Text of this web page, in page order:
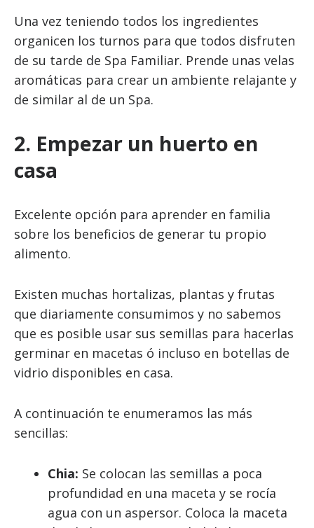
Una vez teniendo todos los ingredientes
organicen los turnos para que todos disfruten
de su tarde de Spa Familiar. Prende unas velas
aromáticas para crear un ambiente relajante y
de similar al de un Spa.
2. Empezar un huerto en
casa
Excelente opción para aprender en familia
sobre los beneficios de generar tu propio
alimento.
Existen muchas hortalizas, plantas y frutas
que diariamente consumimos y no sabemos
que es posible usar sus semillas para hacerlas
germinar en macetas ó incluso en botellas de
vidrio disponibles en casa.
A continuación te enumeramos las más
sencillas:
Chia: Se colocan las semillas a poca
profundidad en una maceta y se rocía
agua con un aspersor. Coloca la maceta